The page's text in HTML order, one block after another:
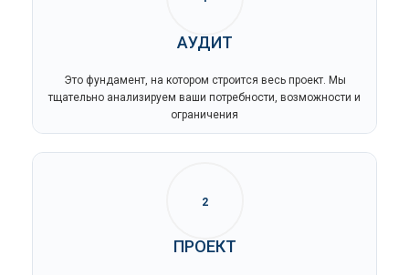
АУДИТ
Это фундамент, на котором строится весь проект. Мы
тщательно анализируем ваши потребности, возможности и
ограничения
2
ПРОЕКТ